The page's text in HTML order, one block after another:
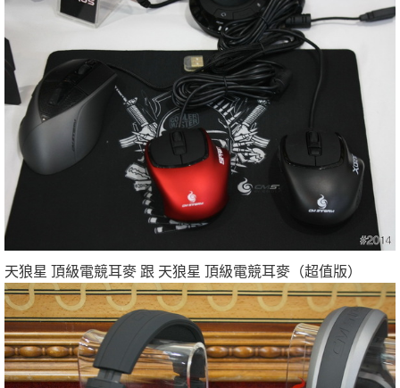
天狼星 頂級電競耳麥 跟 天狼星 頂級電競耳麥（超值版）